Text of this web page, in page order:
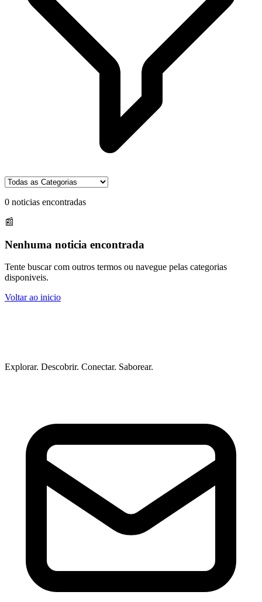
0 noticias encontradas
📰
Nenhuma noticia encontrada
Tente buscar com outros termos ou navegue pelas categorias
disponiveis.
Voltar ao inicio
Explorar. Descobrir. Conectar. Saborear.